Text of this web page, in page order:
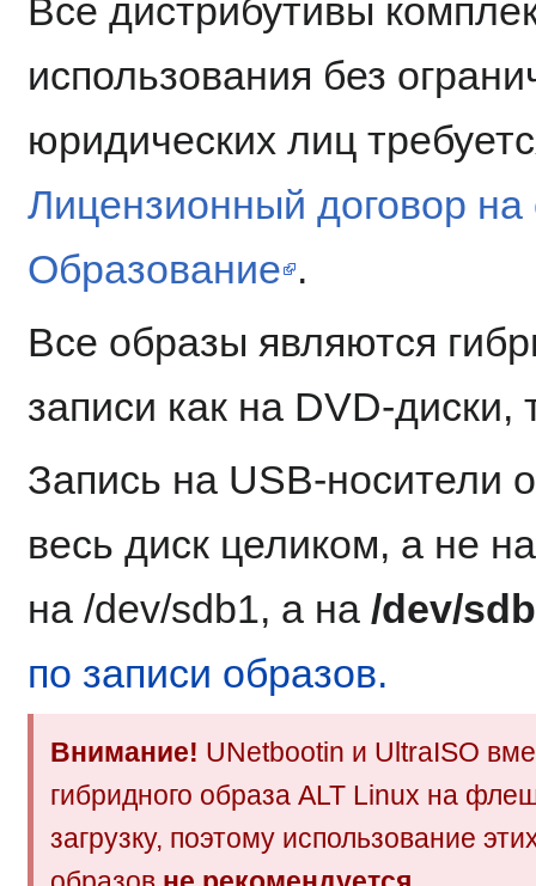
Все дистрибутивы
использования без
юридических лиц
Лицензионный договор
Образование .
Все образы являются
записи как на DVD-
Запись на USB-носители
весь диск целиком, а не
на /dev/sdb1, а на /dev/sdb
по записи образов.
Внимание! UNetbootin и UltraISO
гибридного образа ALT Linux на
загрузку, поэтому использование